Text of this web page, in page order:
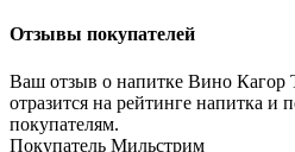
Отзывы покупателей
Ваш отзыв о напитке Вино Кагор
отразится на рейтинге напитка
покупателям.
Покупатель Мильстрим